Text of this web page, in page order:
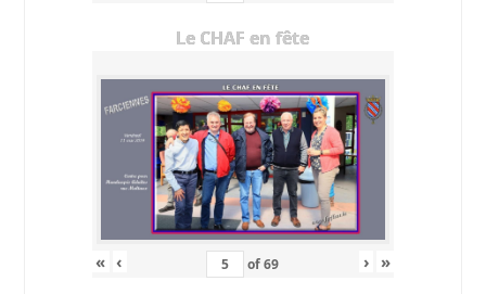
Le CHAF en fête
« ‹ of69 › »